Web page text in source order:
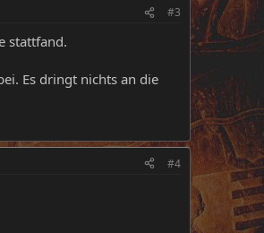
#3
stattfand.
Es dringt nichts an die
#4